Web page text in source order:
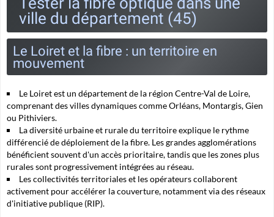
ville du département (45)
Le Loiret et la fibre : un territoire en
mouvement
Le Loiret est un département de la région Centre-Val de Loire,
comprenant des villes dynamiques comme Orléans, Montargis, Gien
ou Pithiviers.
La diversité urbaine et rurale du territoire explique le rythme
différencié de déploiement de la fibre. Les grandes agglomérations
bénéficient souvent d'un accès prioritaire, tandis que les zones plus
rurales sont progressivement intégrées au réseau.
Les collectivités territoriales et les opérateurs collaborent
activement pour accélérer la couverture, notamment via des réseaux
d'initiative publique (RIP).